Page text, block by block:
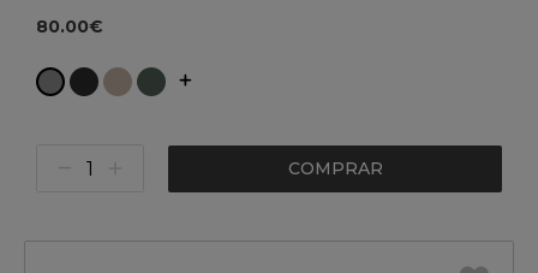
80.00€
COMPRAR